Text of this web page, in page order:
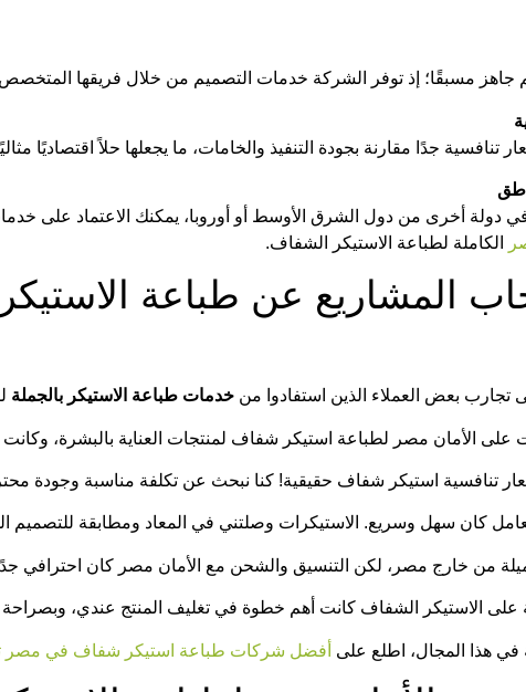
جاهز مسبقًا؛ إذ توفر الشركة خدمات التصميم من خلال فريقها
جدًا مقارنة بجودة التنفيذ والخامات، ما يجعلها حلاً اقتصاديًا
أخرى من دول الشرق الأوسط أو أوروبا، يمكنك الاعتماد على
الكاملة لطباعة الاستيكر الشفاف.
المشاريع عن طباعة
بعض العملاء الذين استفادوا من خدمات طباعة الاستيكر بالجملة
على الأمان مصر لطباعة استيكر شفاف لمنتجات العناية بالبشرة، وكانت
تنافسية استيكر شفاف حقيقية! كنا نبحث عن تكلفة مناسبة وجودة
كان سهل وسريع. الاستيكرات وصلتني في المعاد ومطابقة للتصميم
من خارج مصر، لكن التنسيق والشحن مع الأمان مصر كان احترافي
على الاستيكر الشفاف كانت أهم خطوة في تغليف المنتج عندي،
هذا المجال، اطلع على أفضل شركات طباعة استيكر شفاف في مصر